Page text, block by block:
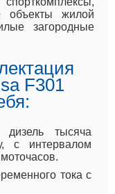
объекты жилой
загородные
F301
тысяча
с интервалом
тока с